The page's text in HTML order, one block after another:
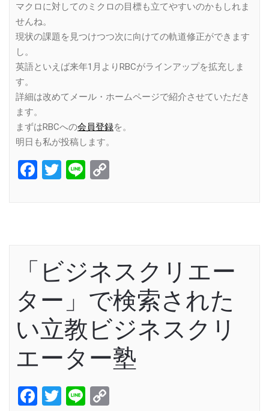
マクロに対してのミクロの目標も立てやすいのかもしれま
せんね。
現状の課題を見つけつつ次に向けての軌道修正ができます
し。
英語といえば来年1月よりRBCがラインアップを拡充しま
す。
詳細は改めてメール・ホームページで紹介させていただき
ます。
まずはRBCへの会員登録を。
明日も私が投稿します。
Facebook
Twitter
Line
「ビジネスクリエー
ター」で検索された
い立教ビジネスクリ
エーター塾
Facebook
Twitter
Line